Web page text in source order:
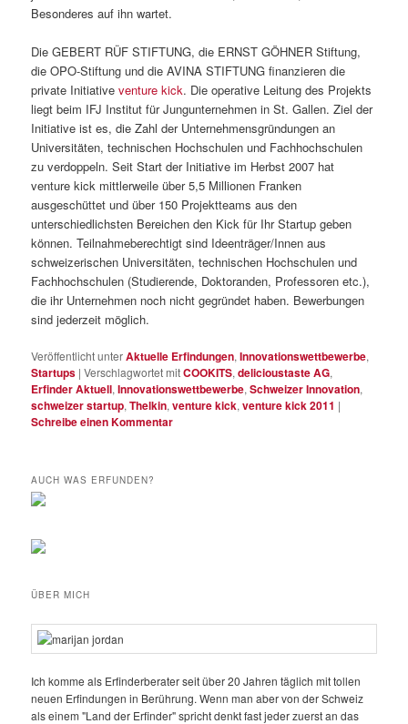
Besonderes auf ihn wartet.
Die GEBERT RÜF STIFTUNG, die ERNST GÖHNER Stiftung,
die OPO-Stiftung und die AVINA STIFTUNG finanzieren die
private Initiativeventure kick. Die operative Leitung des Projekts
liegt beim IFJ Institut für Jungunternehmen in St. Gallen. Ziel der
Initiative ist es, die Zahl der Unternehmensgründungen an
Universitäten, technischen Hochschulen und Fachhochschulen
zu verdoppeln. Seit Start der Initiative im Herbst 2007 hat
venture kick mittlerweile über 5,5 Millionen Franken
ausgeschüttet und über 150 Projektteams aus den
unterschiedlichsten Bereichen den Kick für Ihr Startup geben
können. Teilnahmeberechtigt sind Ideenträger/Innen aus
schweizerischen Universitäten, technischen Hochschulen und
Fachhochschulen (Studierende, Doktoranden, Professoren etc.),
die ihr Unternehmen noch nicht gegründet haben. Bewerbungen
sind jederzeit möglich.
Veröffentlicht unterAktuelle Erfindungen,Innovationswettbewerbe,
Startups |Verschlagwortet mitCOOKITS,delicioustaste AG,
Erfinder Aktuell,Innovationswettbewerbe,Schweizer Innovation,
schweizer startup,Thelkin,venture kick,venture kick 2011 |
Schreibe einen Kommentar
AUCH WAS ERFUNDEN?
ÜBER MICH
Ich komme als Erfinderberater seit über 20 Jahren täglich mit tollen
neuen Erfindungen in Berührung. Wenn man aber von der Schweiz
als einem "Land der Erfinder" spricht denkt fast jeder zuerst an das